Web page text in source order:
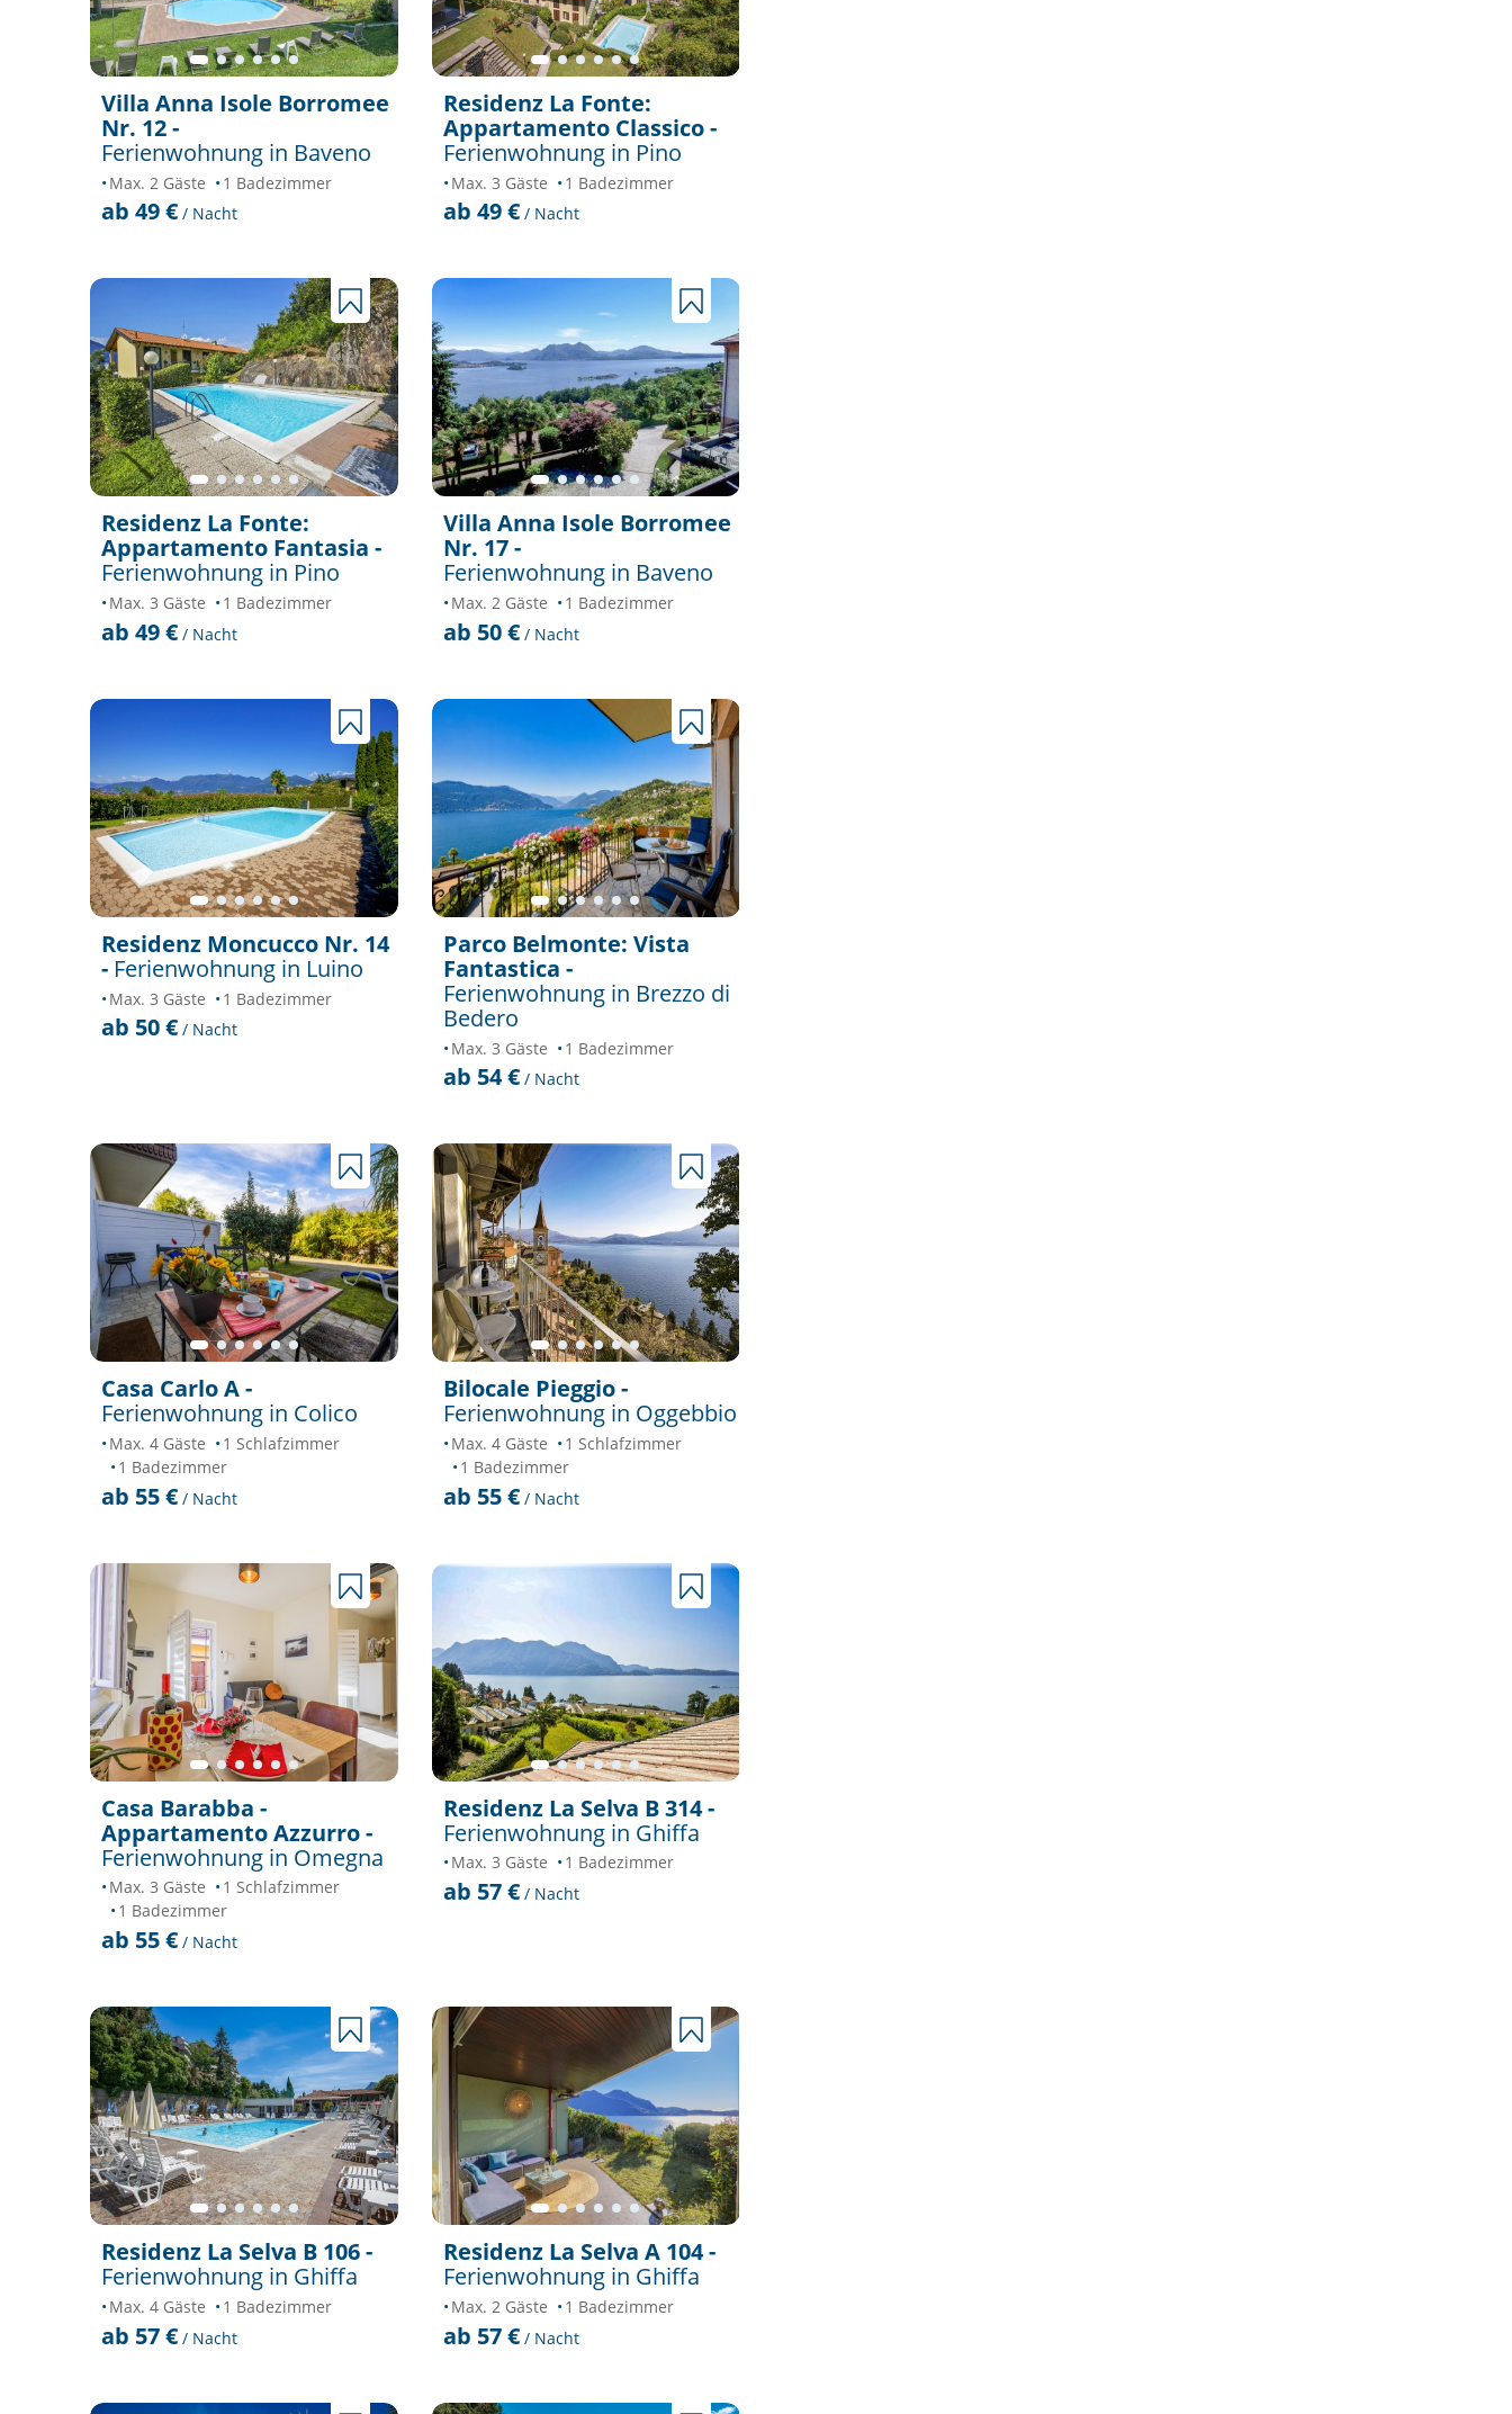
Villa Anna Isole Borromee
Nr. 12 -
Ferienwohnung in Baveno
Max. 2 Gäste 1 Badezimmer
ab 49 € / Nacht
Residenz La Fonte:
Appartamento Classico -
Ferienwohnung in Pino
Max. 3 Gäste 1 Badezimmer
ab 49 €/ Nacht
Residenz La Fonte:
Appartamento Fantasia -
Ferienwohnung in Pino
Max. 3 Gäste 1 Badezimmer
ab 49 € / Nacht
Villa Anna Isole Borromee
Nr. 17 -
Ferienwohnung in Baveno
Max. 2 Gäste 1 Badezimmer
ab 50 €/ Nacht
Residenz Moncucco Nr. 14
- Ferienwohnung in Luino
Max. 3 Gäste 1 Badezimmer
ab 50 € / Nacht
Parco Belmonte: Vista
Fantastica -
Ferienwohnung in Brezzo di
Bedero
Max. 3 Gäste 1 Badezimmer
ab 54 €/ Nacht
Casa Carlo A -
Ferienwohnung in Colico
Max. 4 Gäste
1 Schlafzimmer
1 Badezimmer
ab 55 € / Nacht
Bilocale Pieggio -
Ferienwohnung in Oggebbio
Max. 4 Gäste
1 Schlafzimmer
1 Badezimmer
ab 55 €/ Nacht
Casa Barabba -
Appartamento Azzurro -
Ferienwohnung in Omegna
Max. 3 Gäste
1 Schlafzimmer
1 Badezimmer
ab 55 € / Nacht
Residenz La Selva B 314 -
Ferienwohnung in Ghiffa
Max. 3 Gäste 1 Badezimmer
ab 57 €/ Nacht
Residenz La Selva B 106 -
Ferienwohnung in Ghiffa
Max. 4 Gäste 1 Badezimmer
ab 57 € / Nacht
Residenz La Selva A 104 -
Ferienwohnung in Ghiffa
Max. 2 Gäste 1 Badezimmer
ab 57 €/ Nacht